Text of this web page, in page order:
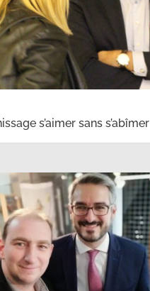
s’aimer sans s’abîmer